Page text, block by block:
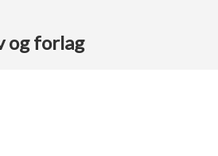
og forlag